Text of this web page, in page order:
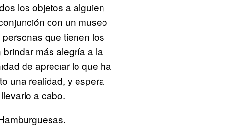
los objetos a alguien
con un museo
que tienen los
más alegría a la
de apreciar lo que ha
una realidad, y espera
a cabo.